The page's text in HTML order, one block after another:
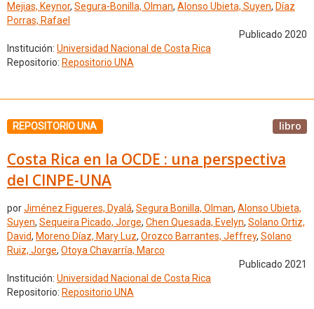
Mejias, Keynor, Segura-Bonilla, Olman, Alonso Ubieta, Suyen, Díaz
Porras, Rafael
Publicado 2020
Institución: Universidad Nacional de Costa Rica
Repositorio: Repositorio UNA
REPOSITORIO UNA libro
Costa Rica en la OCDE : una perspectiva
del CINPE-UNA
porJiménez Figueres, Dyalá, Segura Bonilla, Olman, Alonso Ubieta,
Suyen, Sequeira Picado, Jorge, Chen Quesada, Evelyn, Solano Ortiz,
David, Moreno Díaz, Mary Luz, Orozco Barrantes, Jeffrey, Solano
Ruiz, Jorge, Otoya Chavarría, Marco
Publicado 2021
Institución: Universidad Nacional de Costa Rica
Repositorio: Repositorio UNA